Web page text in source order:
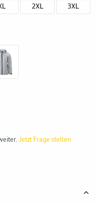
2XL 3XL
Jetzt Frage stellen